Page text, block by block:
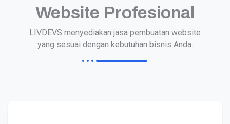
Website Profesional
LIVDEVS menyediakan jasa pembuatan website
yang sesuai dengan kebutuhan bisnis Anda.